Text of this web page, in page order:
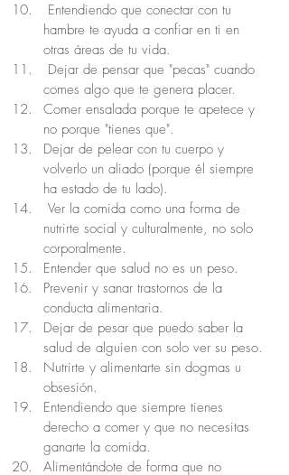
hambre te ayuda a confiar en ti en
otras áreas de tu vida.
comes algo que te genera placer.
Comer ensalada porque te apetece y
no porque "tienes que".
Dejar de pelear con tu cuerpo y
volverlo un aliado (porque él siempre
ha estado de tu lado).
nutrirte social y culturalmente, no solo
corporalmente.
Entender que salud no es un peso.
Prevenir y sanar trastornos de la
conducta alimentaria.
Dejar de pesar que puedo saber la
salud de alguien con solo ver su peso.
Nutrirte y alimentarte sin dogmas u
obsesión.
Entendiendo que siempre tienes
derecho a comer y que no necesitas
ganarte la comida.
Alimentándote de forma que no